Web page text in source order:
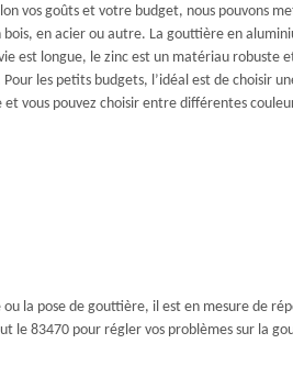
vos goûts et votre budget, nous pouvons
bois, en acier ou autre. La gouttière en
est longue, le zinc est un matériau robuste
les petits budgets, l’idéal est de choisir
et vous pouvez choisir entre différentes
la pose de gouttière, il est en mesure de
le 83470 pour régler vos problèmes sur la